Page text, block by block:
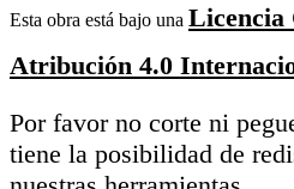
Esta obra está bajo una Licencia
Atribución 4.0
Por favor no corte ni
tiene la posibilidad de